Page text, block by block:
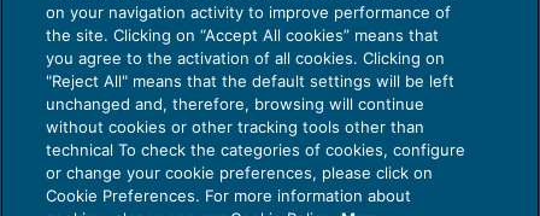
24 Luglio 2026
di Sofia Savoia
Privacy Policy
on your navigation activity to improve performance of
the site. Clicking on “Accept All cookies” means that
you agree to the activation of all cookies. Clicking on
"Reject All" means that the default settings will be left
unchanged and, therefore, browsing will continue
without cookies or other tracking tools other than
technical To check the categories of cookies, configure
or change your cookie preferences, please click on
Cookie Preferences. For more information about